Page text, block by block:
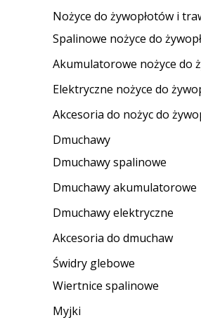
Nożyce do żywopłotów i
Spalinowe nożyce do
Akumulatorowe nożyce do
Elektryczne nożyce do
Akcesoria do nożyc do
Dmuchawy
Dmuchawy spalinowe
Dmuchawy akumulatorowe
Dmuchawy elektryczne
Akcesoria do dmuchaw
Świdry glebowe
Wiertnice spalinowe
Myjki